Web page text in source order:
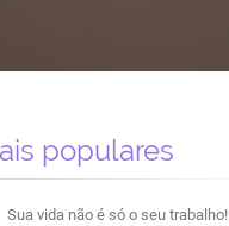
populares
Sua vida não é só o seu trabalho!